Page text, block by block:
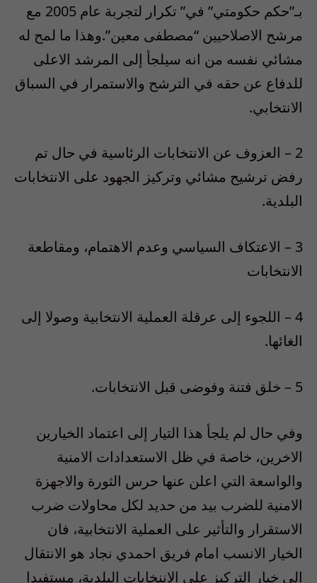
بـ”حكم حكومتي” في” تكرار لتجربة عام 2005 مع
مرشح الاصلاحيين “مصطفى معين”.وهذا ما لمح له
مشائي نفسه من انه سيلجأ إلى المرشد الاعلى
للدفاع عن حقه في الترشح والاستمرار في السباق
الانتخابي.
2 – العزوف عن الانتخابات الرئاسية في حال تم
رفض ترشيح مشائي وتركيز الجهود على الانتخابات
البلدية.
3 – الاعتكاف السياسي وعدم الاهتمام، ومقاطعة
الانتخابات
4 – اللجوء إلى عرقلة العملية الانتخابية وصولا إلى
الغائها.
5 – خلق فتنة وفوضى قبل الانتخابات.
وفي حال لم يلجأ هذا التيار إلى اعتماد الخيارين
الاخرين، خاصة في ظل الاستعدادات الامنية
والواسعة التي اعلن عنها حرس الثورة والاجهزة
الامنية للضرب بيد من حديد لكل محاولات ضرب
الاستقرار والتأثير على العملية الانتخابية، فان
الخيار الانسب امام فريق احمدي نجاد هو الانتقال
إلى خيار التركيز على الاننخابات البلدية، مستفيدا